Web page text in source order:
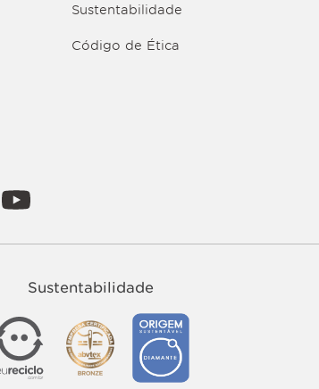
Sustentabilidade
Código de Ética
Sustentabilidade